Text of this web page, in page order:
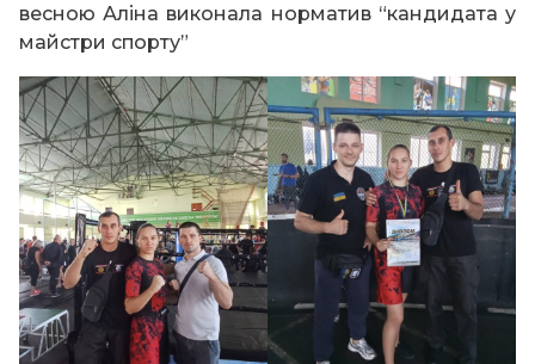
весною Аліна виконала норматив “кандидата у
майстри спорту”